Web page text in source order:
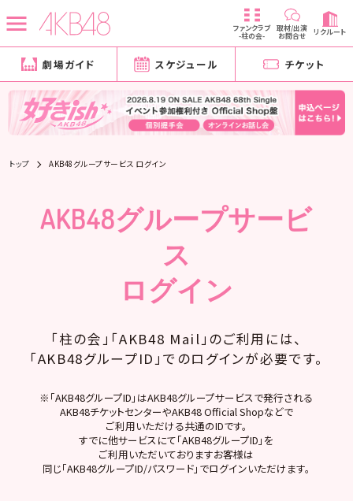
ファンクラブ
-柱の会-
取材/出演
お問合せ リクルート
劇場ガイド スケジュール チケット
トップ AKB48グループサービス ログイン
AKB48グループサービ
ス
ログイン
「柱の会」「AKB48 Mail」のご利用には、
「AKB48グループID」でのログインが必要です。
※「AKB48グループID」はAKB48グループサービスで発行される
AKB48チケットセンターやAKB48 Official Shopなどで
ご利用いただける共通のIDです。
すでに他サービスにて「AKB48グループID」を
ご利用いただいておりますお客様は
同じ「AKB48グループID/パスワード」でログインいただけます。